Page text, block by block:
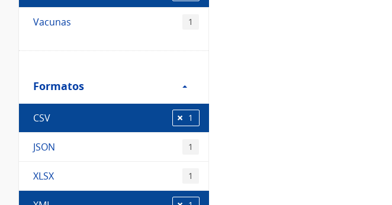
Vacunas 1
Formatos
Formatos
CSV 1
JSON 1
XLSX 1